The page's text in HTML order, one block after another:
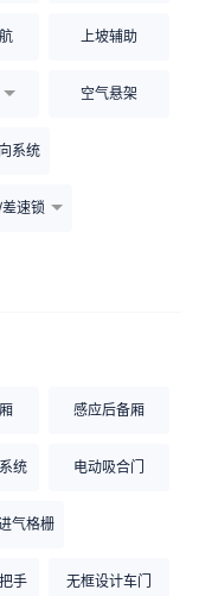
上坡辅助
空气悬架
系统
速锁
感应后备厢
统 电动吸合门
气格栅
手 无框设计车门